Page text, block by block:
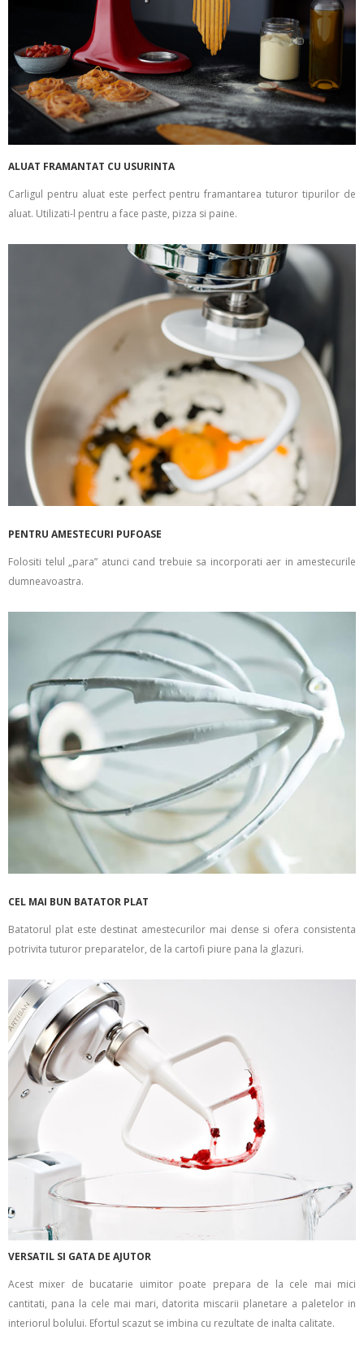
ALUAT FRAMANTAT CU USURINTA
Carligul pentru aluat este perfect pentru framantarea tuturor tipurilor de
aluat. Utilizati-l pentru a face paste, pizza si paine.
PENTRU AMESTECURI PUFOASE
Folositi telul „para” atunci cand trebuie sa incorporati aer in amestecurile
dumneavoastra.
CEL MAI BUN BATATOR PLAT
Batatorul plat este destinat amestecurilor mai dense si ofera consistenta
potrivita tuturor preparatelor, de la cartofi piure pana la glazuri.
VERSATIL SI GATA DE AJUTOR
Acest mixer de bucatarie uimitor poate prepara de la cele mai mici
cantitati, pana la cele mai mari, datorita miscarii planetare a paletelor in
interiorul bolului. Efortul scazut se imbina cu rezultate de inalta calitate.